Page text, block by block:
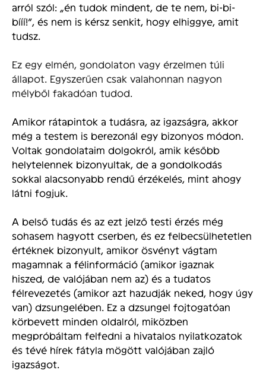
arról szól: „én tudok mindent, de te nem, bi-bi-
bííí!”, és nem is kérsz senkit, hogy elhiggye, amit
tudsz.
Ez egy elmén, gondolaton vagy érzelmen túli
állapot. Egyszerűen csak valahonnan nagyon
mélyből fakadóan tudod.
Amikor rátapintok a tudásra, az igazságra, akkor
még a testem is berezonál egy bizonyos módon.
Voltak gondolataim dolgokról, amik később
helytelennek bizonyultak, de a gondolkodás
sokkal alacsonyabb rendű érzékelés, mint ahogy
látni fogjuk.
A belső tudás és az ezt jelző testi érzés még
sohasem hagyott cserben, és ez felbecsülhetetlen
értéknek bizonyult, amikor ösvényt vágtam
magamnak a félinformáció (amikor igaznak
hiszed, de valójában nem az) és a tudatos
félrevezetés (amikor azt hazudják neked, hogy úgy
van) dzsungelében. Ez a dzsungel fojtogatóan
körbevett minden oldalról, miközben
megpróbáltam felfedni a hivatalos nyilatkozatok
és tévé hírek fátyla mögött valójában zajló
igazságot.